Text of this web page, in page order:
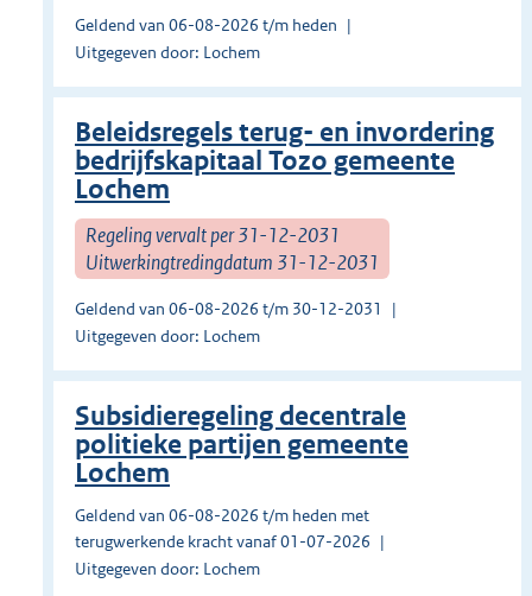
Geldend van 06-08-2026 t/m heden
Uitgegeven door: Lochem
Beleidsregels terug- en invordering
bedrijfskapitaal Tozo gemeente
Lochem
Regeling vervalt per 31-12-2031
Uitwerkingtredingdatum 31-12-2031
Geldend van 06-08-2026 t/m 30-12-2031
Uitgegeven door: Lochem
Subsidieregeling decentrale
politieke partijen gemeente
Lochem
Geldend van 06-08-2026 t/m heden met
terugwerkende kracht vanaf 01-07-2026
Uitgegeven door: Lochem